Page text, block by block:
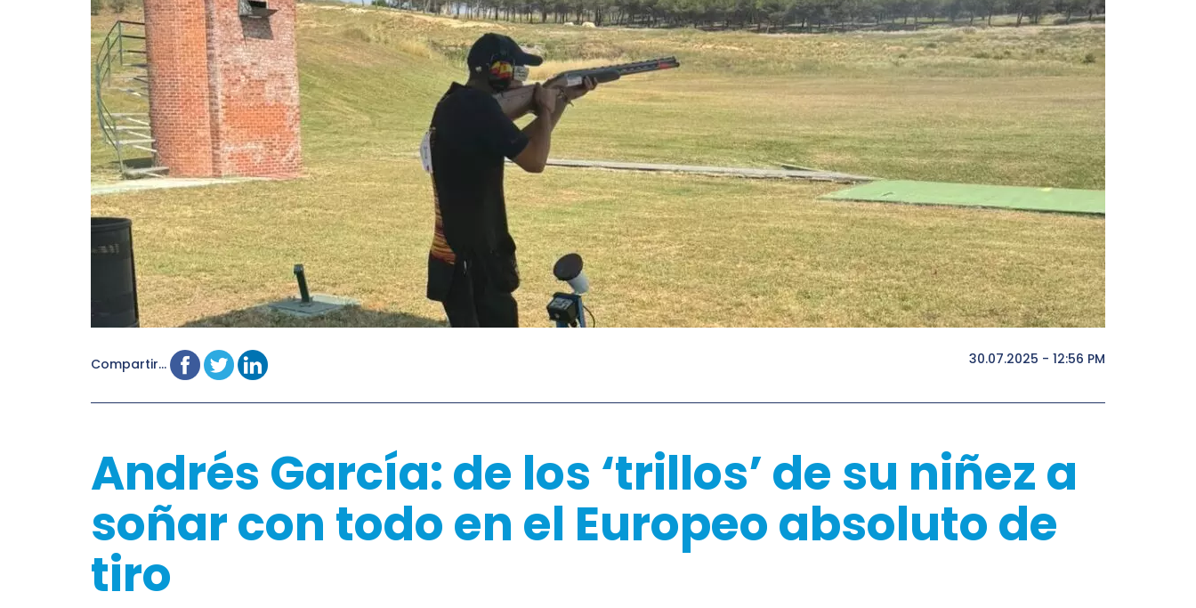
Compartir... 30.07.2025 - 12:56 PM
Andrés García: de los ‘trillos’ de su niñez a
soñar con todo en el Europeo absoluto de
tiro